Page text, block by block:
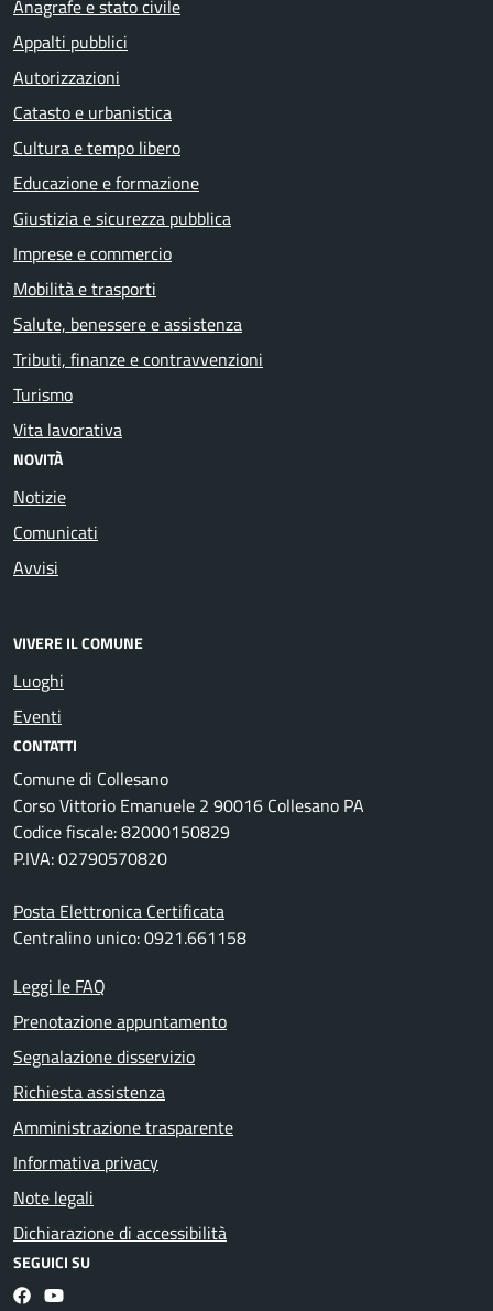
Anagrafe e stato civile
Appalti pubblici
Autorizzazioni
Catasto e urbanistica
Cultura e tempo libero
Educazione e formazione
Giustizia e sicurezza pubblica
Imprese e commercio
Mobilità e trasporti
Salute, benessere e assistenza
Tributi, finanze e contravvenzioni
Turismo
Vita lavorativa
NOVITÀ
Notizie
Comunicati
Avvisi
VIVERE IL COMUNE
Luoghi
Eventi
CONTATTI
Comune di Collesano
Corso Vittorio Emanuele 2 90016 Collesano PA
Codice fiscale: 82000150829
P.IVA: 02790570820
Posta Elettronica Certificata
Centralino unico: 0921.661158
Leggi le FAQ
Prenotazione appuntamento
Segnalazione disservizio
Richiesta assistenza
Amministrazione trasparente
Informativa privacy
Note legali
Dichiarazione di accessibilità
SEGUICI SU
FacebookYouTube